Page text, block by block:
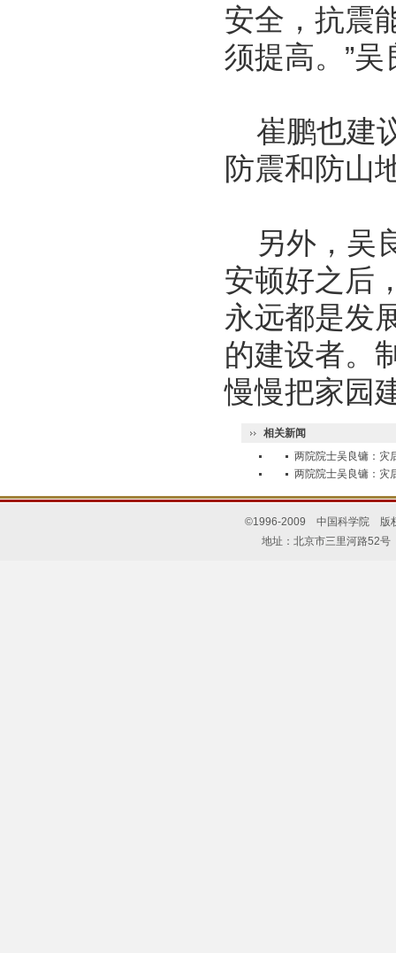
安全，抗震
须提高。”
崔鹏也建
防震和防山
另外，吴
安顿好之后
永远都是发
的建设者。
慢慢把家园
相关新闻
两院院士吴良镛：灾
两院院士吴良镛：灾
©1996-2009 中国科学院 版
地址：北京市三里河路52